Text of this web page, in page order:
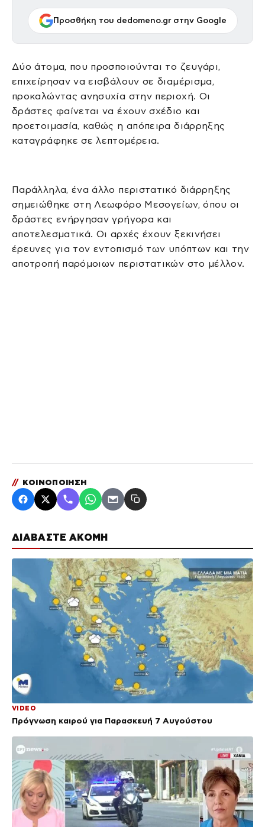
ΔΙΑΒΑΣΤΕ ΑΚΟΜΗ
VIDEO
Πρόγνωση καιρού για Παρασκευή 7 Αυγούστου
Προσθήκη του dedomeno.gr στην Google
Δύο άτομα, που προσποιούνται το ζευγάρι,
επιχείρησαν να εισβάλουν σε διαμέρισμα,
προκαλώντας ανησυχία στην περιοχή. Οι
δράστες φαίνεται να έχουν σχέδιο και
προετοιμασία, καθώς η απόπειρα διάρρηξης
καταγράφηκε σε λεπτομέρεια.
Παράλληλα, ένα άλλο περιστατικό διάρρηξης
σημειώθηκε στη Λεωφόρο Μεσογείων, όπου οι
δράστες ενήργησαν γρήγορα και
αποτελεσματικά. Οι αρχές έχουν ξεκινήσει
έρευνες για τον εντοπισμό των υπόπτων και την
αποτροπή παρόμοιων περιστατικών στο μέλλον.
// ΚΟΙΝΟΠΟΙΗΣΗ